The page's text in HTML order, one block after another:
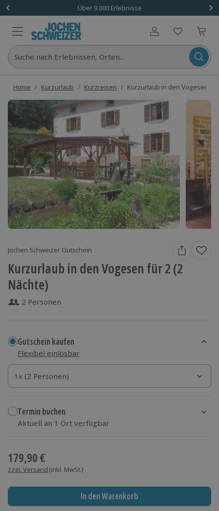
Über 9.000 Erlebnisse
Benutzerkonto
Suche nach Erlebnissen, Orten...
Home / Kurzurlaub / Kurzreisen / Kurzurlaub in den Vogesen für
Jochen Schweizer Gutschein
Kurzurlaub in den Vogesen für 2 (2
Nächte)
2 Personen
Gutschein kaufen
Flexibel einlösbar
1x (2 Personen)
1x (2 Personen)
1x (2 Personen)
Termin buchen
Aktuell an 1 Ort verfügbar
179,90 €
zzgl. Versand (inkl. MwSt.)
In den Warenkorb